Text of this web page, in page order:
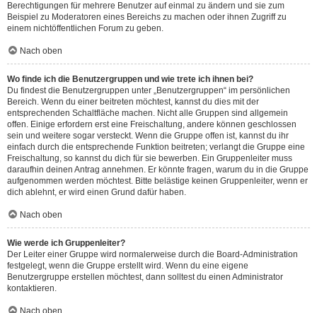
Berechtigungen für mehrere Benutzer auf einmal zu ändern und sie zum
Beispiel zu Moderatoren eines Bereichs zu machen oder ihnen Zugriff zu
einem nichtöffentlichen Forum zu geben.
Nach oben
Wo finde ich die Benutzergruppen und wie trete ich ihnen bei?
Du findest die Benutzergruppen unter „Benutzergruppen“ im persönlichen
Bereich. Wenn du einer beitreten möchtest, kannst du dies mit der
entsprechenden Schaltfläche machen. Nicht alle Gruppen sind allgemein
offen. Einige erfordern erst eine Freischaltung, andere können geschlossen
sein und weitere sogar versteckt. Wenn die Gruppe offen ist, kannst du ihr
einfach durch die entsprechende Funktion beitreten; verlangt die Gruppe eine
Freischaltung, so kannst du dich für sie bewerben. Ein Gruppenleiter muss
daraufhin deinen Antrag annehmen. Er könnte fragen, warum du in die Gruppe
aufgenommen werden möchtest. Bitte belästige keinen Gruppenleiter, wenn er
dich ablehnt, er wird einen Grund dafür haben.
Nach oben
Wie werde ich Gruppenleiter?
Der Leiter einer Gruppe wird normalerweise durch die Board-Administration
festgelegt, wenn die Gruppe erstellt wird. Wenn du eine eigene
Benutzergruppe erstellen möchtest, dann solltest du einen Administrator
kontaktieren.
Nach oben